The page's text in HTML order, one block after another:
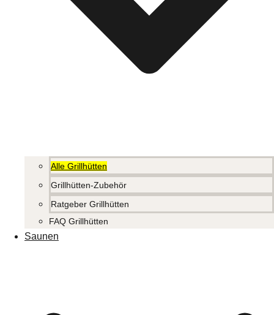
Alle Grillhütten
Grillhütten-Zubehör
Ratgeber Grillhütten
FAQ Grillhütten
Saunen